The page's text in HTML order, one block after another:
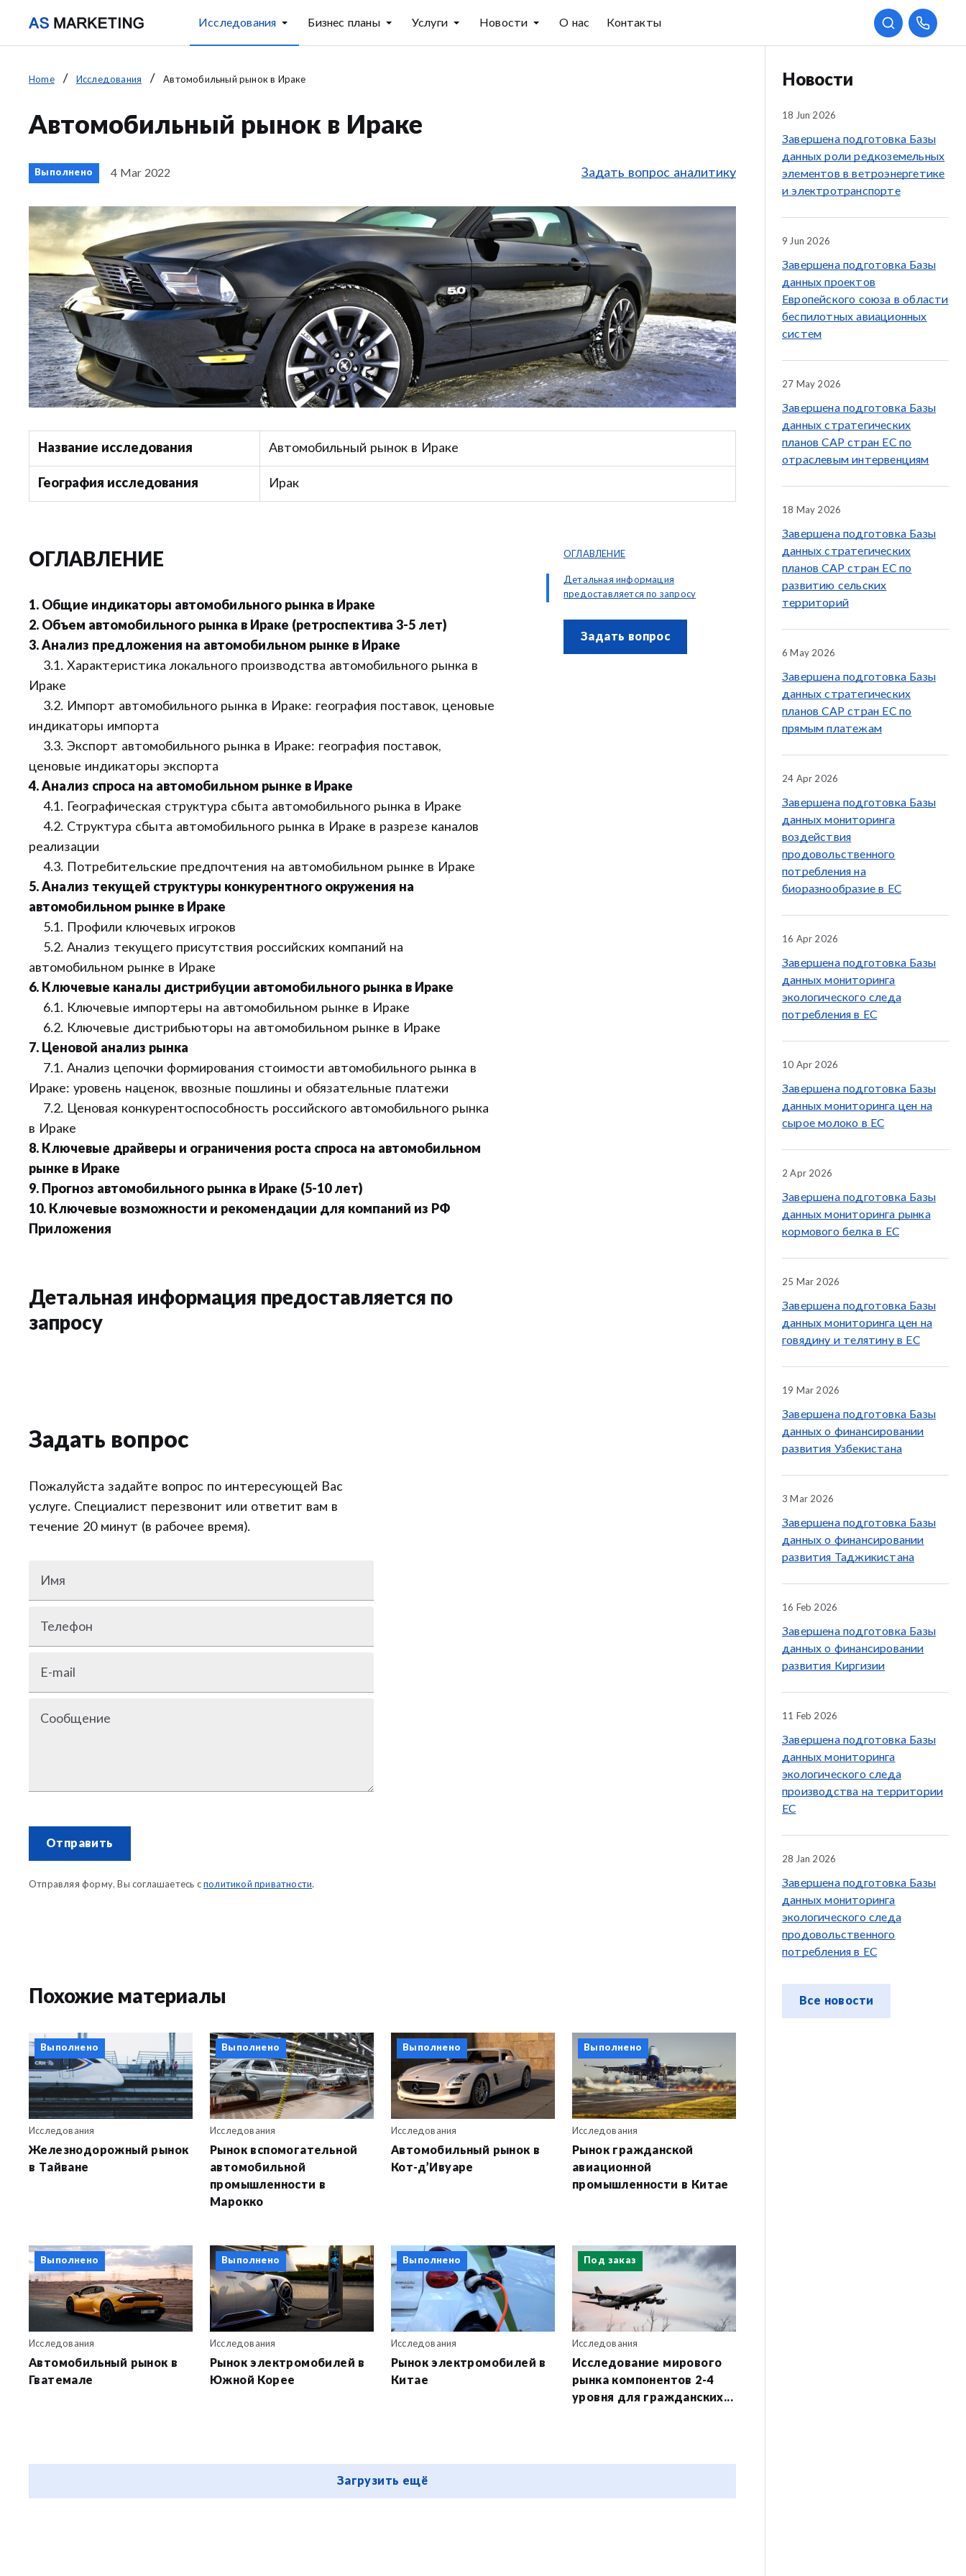
Исследования Бизнес планы Услуги Новости О нас Контакты
Home Исследования Автомобильный рынок в Ираке
Автомобильный рынок в Ираке
Выполнено 4 Mar 2022 Задать вопрос аналитику
Название исследования Автомобильный рынок в Ираке
География исследования Ирак
ОГЛАВЛЕНИЕ
Детальная информация
предоставляется по запросу
Задать вопрос
ОГЛАВЛЕНИЕ
1. Общие индикаторы автомобильного рынка в Ираке
2. Объем автомобильного рынка в Ираке (ретроспектива 3-5 лет)
3. Анализ предложения на автомобильном рынке в Ираке
3.1. Характеристика локального производства автомобильного рынка в
Ираке
3.2. Импорт автомобильного рынка в Ираке: география поставок, ценовые
индикаторы импорта
3.3. Экспорт автомобильного рынка в Ираке: география поставок,
ценовые индикаторы экспорта
4. Анализ спроса на автомобильном рынке в Ираке
4.1. Географическая структура сбыта автомобильного рынка в Ираке
4.2. Структура сбыта автомобильного рынка в Ираке в разрезе каналов
реализации
4.3. Потребительские предпочтения на автомобильном рынке в Ираке
5. Анализ текущей структуры конкурентного окружения на
автомобильном рынке в Ираке
5.1. Профили ключевых игроков
5.2. Анализ текущего присутствия российских компаний на
автомобильном рынке в Ираке
6. Ключевые каналы дистрибуции автомобильного рынка в Ираке
6.1. Ключевые импортеры на автомобильном рынке в Ираке
6.2. Ключевые дистрибьюторы на автомобильном рынке в Ираке
7. Ценовой анализ рынка
7.1. Анализ цепочки формирования стоимости автомобильного рынка в
Ираке: уровень наценок, ввозные пошлины и обязательные платежи
7.2. Ценовая конкурентоспособность российского автомобильного рынка
в Ираке
8. Ключевые драйверы и ограничения роста спроса на автомобильном
рынке в Ираке
9. Прогноз автомобильного рынка в Ираке (5-10 лет)
10. Ключевые возможности и рекомендации для компаний из РФ
Приложения
Детальная информация предоставляется по
запросу
Задать вопрос
Пожалуйста задайте вопрос по интересующей Вас
услуге. Специалист перезвонит или ответит вам в
течение 20 минут (в рабочее время).
Имя
Телефон
E-mail
Сообщение
Отправить
Отправляя форму, Вы соглашаетесь с политикой приватности.
Похожие материалы
Выполнено
Исследования
Железнодорожный рынок
в Тайване
Выполнено
Исследования
Рынок вспомогательной
автомобильной
промышленности в
Марокко
Выполнено
Исследования
Автомобильный рынок в
Кот-д’Ивуаре
Выполнено
Исследования
Рынок гражданской
авиационной
промышленности в Китае
Выполнено
Исследования
Автомобильный рынок в
Гватемале
Выполнено
Исследования
Рынок электромобилей в
Южной Корее
Выполнено
Исследования
Рынок электромобилей в
Китае
Под заказ
Исследования
Исследование мирового
рынка компонентов 2-4
уровня для гражданских...
Загрузить ещё
Новости
18 Jun 2026
Завершена подготовка Базы
данных роли редкоземельных
элементов в ветроэнергетике
и электротранспорте
9 Jun 2026
Завершена подготовка Базы
данных проектов
Европейского союза в области
беспилотных авиационных
систем
27 May 2026
Завершена подготовка Базы
данных стратегических
планов CAP стран ЕС по
отраслевым интервенциям
18 May 2026
Завершена подготовка Базы
данных стратегических
планов CAP стран ЕС по
развитию сельских
территорий
6 May 2026
Завершена подготовка Базы
данных стратегических
планов CAP стран ЕС по
прямым платежам
24 Apr 2026
Завершена подготовка Базы
данных мониторинга
воздействия
продовольственного
потребления на
биоразнообразие в ЕС
16 Apr 2026
Завершена подготовка Базы
данных мониторинга
экологического следа
потребления в ЕС
10 Apr 2026
Завершена подготовка Базы
данных мониторинга цен на
сырое молоко в ЕС
2 Apr 2026
Завершена подготовка Базы
данных мониторинга рынка
кормового белка в ЕС
25 Mar 2026
Завершена подготовка Базы
данных мониторинга цен на
говядину и телятину в ЕС
19 Mar 2026
Завершена подготовка Базы
данных о финансировании
развития Узбекистана
3 Mar 2026
Завершена подготовка Базы
данных о финансировании
развития Таджикистана
16 Feb 2026
Завершена подготовка Базы
данных о финансировании
развития Киргизии
11 Feb 2026
Завершена подготовка Базы
данных мониторинга
экологического следа
производства на территории
ЕС
28 Jan 2026
Завершена подготовка Базы
данных мониторинга
экологического следа
продовольственного
потребления в ЕС
Все новости